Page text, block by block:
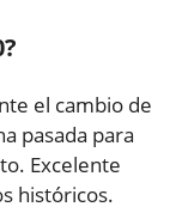
el cambio de
pasada para
Excelente
históricos.